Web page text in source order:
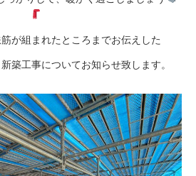
が組まれたところまでお伝えした
築工事についてお知らせ致します。